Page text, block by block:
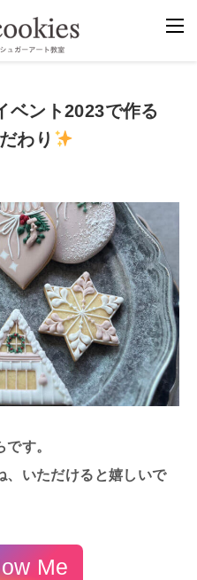
ベント2023で作る
わり
す。
、いただけると嬉しいで
Me